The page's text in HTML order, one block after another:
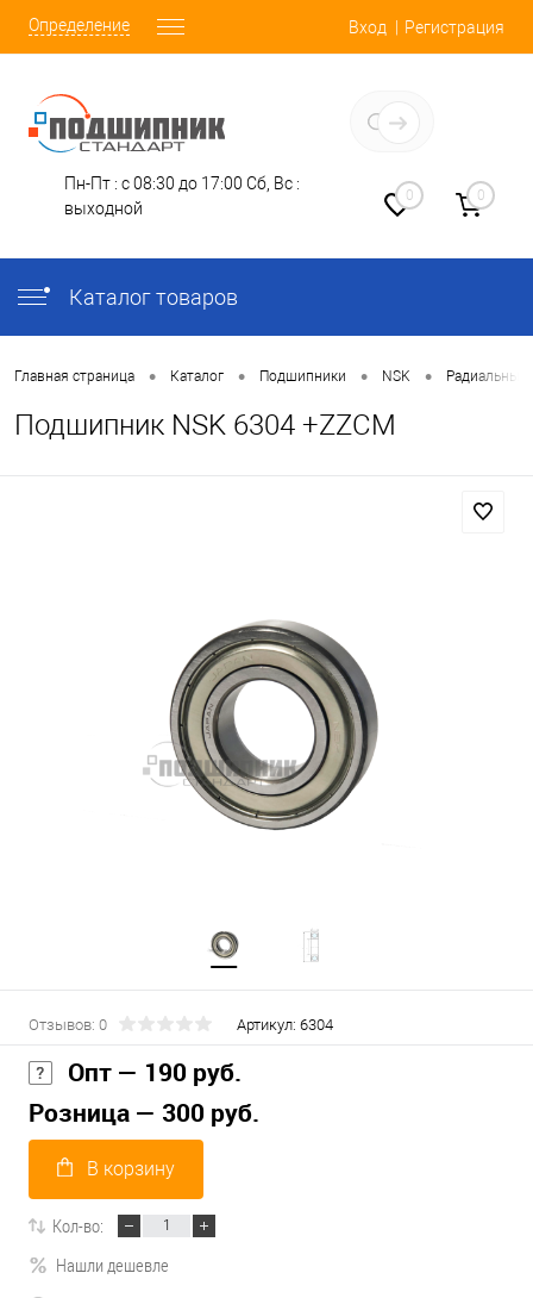
Определение Вход Регистрация
Пн-Пт : с 08:30 до 17:00 Сб, Вс :
выходной
0 0
Каталог товаров
Главная страница • Каталог • Подшипники • NSK •
Подшипник NSK 6304 +ZZCM
Отзывов: 0 Артикул: 6304
Опт — 190 руб.
Розница — 300 руб.
В корзину
Кол-во:
Нашли дешевле